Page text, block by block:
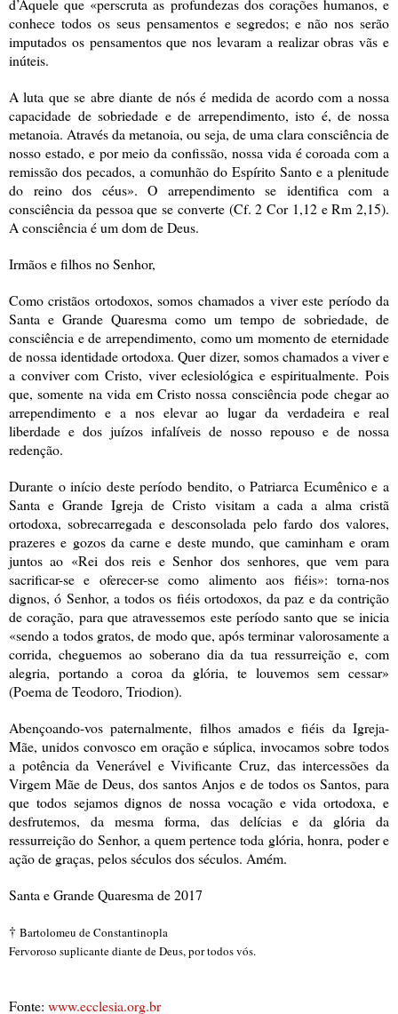
d’Aquele que «perscruta as profundezas dos corações humanos, e
conhece todos os seus pensamentos e segredos; e nãonos serão
imputados os pensamentos que nos levaram a realizar obras vãs e
inúteis.
A luta que se abre diante de nós é medida de acordo com a nossa
capacidade de sobriedade e de arrependimento, isto é, de nossa
metanoia. Através da metanoia, ou seja, de uma clara consciência de
nosso estado, e por meio da confissão, nossa vida é coroada com a
remissão dos pecados, a comunhão do Espírito Santo e a plenitude
do reino dos céus». O arrependimento se identifica com a
consciência da pessoa que se converte (Cf. 2 Cor 1,12 e Rm 2,15).
A consciência é um dom de Deus.
Irmãos e filhos no Senhor,
Como cristãos ortodoxos, somos chamados a viver este período da
Santa e Grande Quaresma como um tempo de sobriedade, de
consciência e de arrependimento, como um momento de eternidade
de nossa identidade ortodoxa. Quer dizer, somos chamados a viver e
a conviver com Cristo, viver eclesiológica e espiritualmente. Pois
que, somente na vida em Cristo nossa consciência pode chegar ao
arrependimento e a nos elevar ao lugar da verdadeira e real
liberdade e dos juízos infalíveis de nosso repouso e de nossa
redenção.
Durante o início deste período bendito, o Patriarca Ecumênico e a
Santa e Grande Igreja de Cristo visitam a cada a alma cristã
ortodoxa, sobrecarregada e desconsolada pelo fardo dos valores,
prazeres e gozos da carne e deste mundo, que caminham e oram
juntos ao «Rei dos reis e Senhor dos senhores, que vem para
sacrificar-se e oferecer-se como alimento aos fiéis»: torna-nos
dignos, ó Senhor, a todos os fiéis ortodoxos, da paz e da contrição
de coração, para que atravessemos este período santo que se inicia
«sendo a todos gratos, de modo que, após terminarvalorosamente a
corrida, cheguemos ao soberano dia da tua ressurreição e, com
alegria, portando a coroa da glória, te louvemos sem cessar»
(Poema de Teodoro, Triodion).
Abençoando-vos paternalmente, filhos amados e fiéis da Igreja-
Mãe, unidos convosco em oração e súplica, invocamos sobre todos
a potência da Venerável e Vivificante Cruz, das intercessões da
Virgem Mãe de Deus, dos santos Anjos e de todos os Santos, para
que todos sejamos dignos de nossa vocação e vida ortodoxa, e
desfrutemos, da mesma forma, das delícias e da glória da
ressurreição do Senhor, a quem pertence toda glória, honra, poder e
ação de graças, pelos séculos dos séculos. Amém.
Santa e Grande Quaresma de 2017
† Bartolomeu de Constantinopla
Fervoroso suplicante diante de Deus, por todos vós.
Fonte: www.ecclesia.org.br